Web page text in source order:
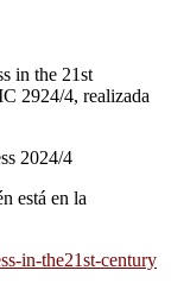
in the 21st
2924/4, realizada
está en la
in-the21st-century